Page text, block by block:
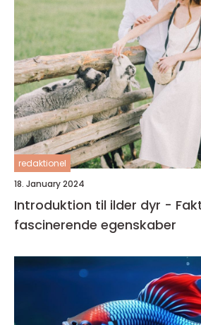
redaktionel
18. January 2024
Introduktion til ilder dyr -
fascinerende egenskaber